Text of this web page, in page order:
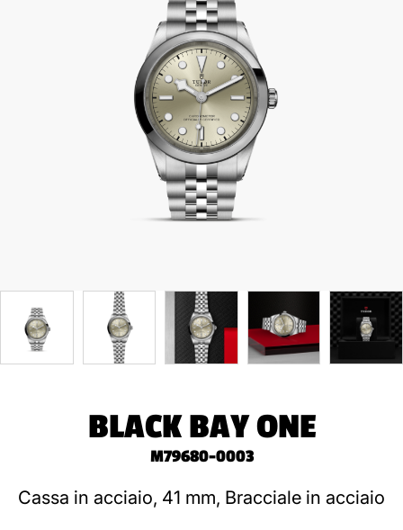
BLACK BAY ONE
M79680-0003
Cassa in acciaio, 41 mm, Bracciale in acciaio